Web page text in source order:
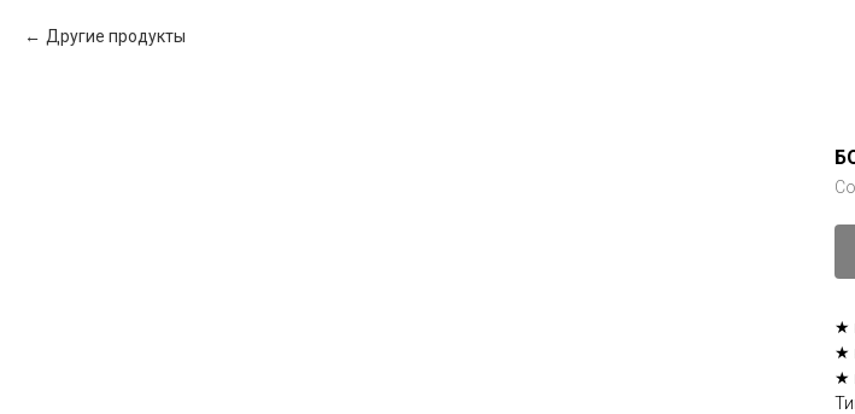
Другие продукты
★
★
★